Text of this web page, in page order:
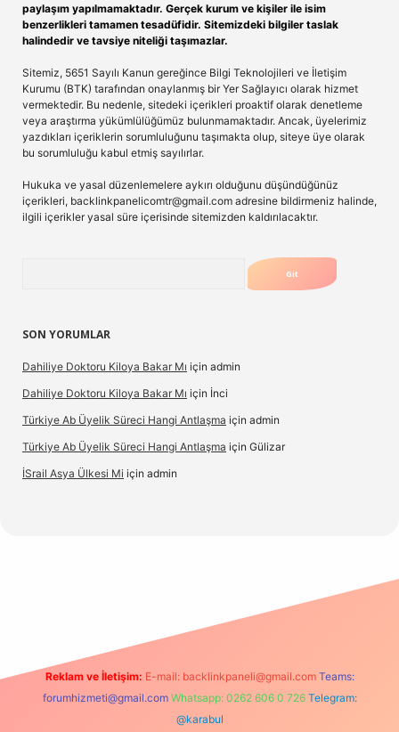
paylaşım yapılmamaktadır. Gerçek kurum ve kişiler ile isim
benzerlikleri tamamen tesadüfidir. Sitemizdeki bilgiler taslak
halindedir ve tavsiye niteliği taşımazlar.
Sitemiz, 5651 Sayılı Kanun gereğince Bilgi Teknolojileri ve İletişim
Kurumu (BTK) tarafından onaylanmış bir Yer Sağlayıcı olarak hizmet
vermektedir. Bu nedenle, sitedeki içerikleri proaktif olarak denetleme
veya araştırma yükümlülüğümüz bulunmamaktadır. Ancak, üyelerimiz
yazdıkları içeriklerin sorumluluğunu taşımakta olup, siteye üye olarak
bu sorumluluğu kabul etmiş sayılırlar.
Hukuka ve yasal düzenlemelere aykırı olduğunu düşündüğünüz
içerikleri, backlinkpanelicomtr@gmail.com adresine bildirmeniz halinde,
ilgili içerikler yasal süre içerisinde sitemizden kaldırılacaktır.
SON YORUMLAR
Dahiliye Doktoru Kiloya Bakar Mı için admin
Dahiliye Doktoru Kiloya Bakar Mı için İnci
Türkiye Ab Üyelik Süreci Hangi Antlaşma için admin
Türkiye Ab Üyelik Süreci Hangi Antlaşma için Gülizar
İSrail Asya Ülkesi Mi için admin
Reklam ve İletişim: E-mail: backlinkpaneli@gmail.com Teams:
forumhizmeti@gmail.com Whatsapp: 0262 606 0 726 Telegram:
@karabul